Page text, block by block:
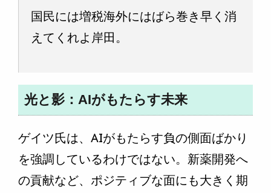
国民には増税海外にはばら巻き早く消
えてくれよ岸田。
光と影：AIがもたらす未来
ゲイツ氏は、AIがもたらす負の側面ばかり
を強調しているわけではない。新薬開発へ
の貢献など、ポジティブな面にも大きく期